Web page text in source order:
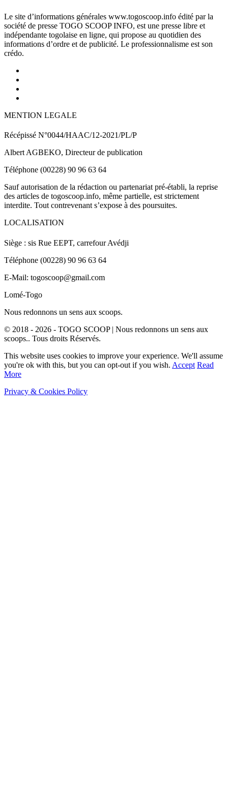
Le site d’informations générales www.togoscoop.info édité par la
société de presse TOGO SCOOP INFO, est une presse libre et
indépendante togolaise en ligne, qui propose au quotidien des
informations d’ordre et de publicité. Le professionnalisme est son
crédo.
MENTION LEGALE
Récépissé N°0044/HAAC/12-2021/PL/P
Albert AGBEKO, Directeur de publication
Téléphone (00228) 90 96 63 64
Sauf autorisation de la rédaction ou partenariat pré-établi, la reprise
des articles de togoscoop.info, même partielle, est strictement
interdite. Tout contrevenant s’expose à des poursuites.
LOCALISATION
Siège : sis Rue EEPT, carrefour Avédji
Téléphone (00228) 90 96 63 64
E-Mail: togoscoop@gmail.com
Lomé-Togo
Nous redonnons un sens aux scoops.
© 2018 - 2026 - TOGO SCOOP | Nous redonnons un sens aux
scoops.. Tous droits Réservés.
This website uses cookies to improve your experience. We'll assume
you're ok with this, but you can opt-out if you wish. Accept Read
More
Privacy & Cookies Policy